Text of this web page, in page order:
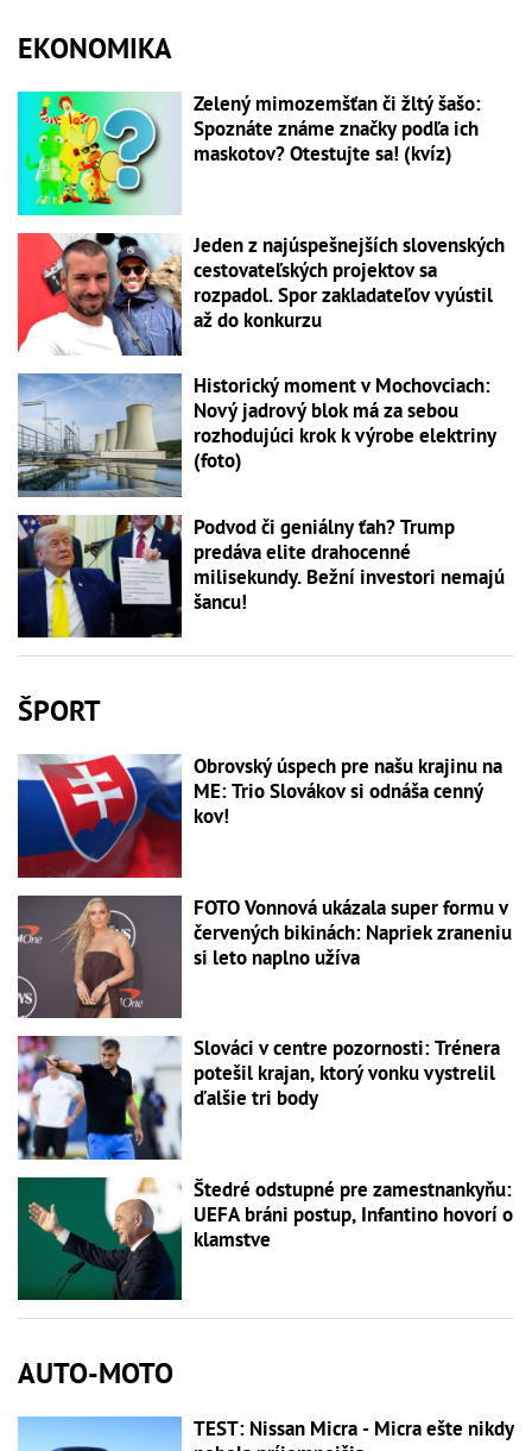
EKONOMIKA
Zelený mimozemšťan či žltý šašo:
Spoznáte známe značky podľa ich
maskotov? Otestujte sa! (kvíz)
Jeden z najúspešnejších slovenských
cestovateľských projektov sa
rozpadol. Spor zakladateľov vyústil
až do konkurzu
Historický moment v Mochovciach:
Nový jadrový blok má za sebou
rozhodujúci krok k výrobe elektriny
(foto)
Podvod či geniálny ťah? Trump
predáva elite drahocenné
milisekundy. Bežní investori nemajú
šancu!
ŠPORT
Obrovský úspech pre našu krajinu na
ME: Trio Slovákov si odnáša cenný
kov!
FOTO Vonnová ukázala super formu v
červených bikinách: Napriek zraneniu
si leto naplno užíva
Slováci v centre pozornosti: Trénera
potešil krajan, ktorý vonku vystrelil
ďalšie tri body
Štedré odstupné pre zamestnankyňu:
UEFA bráni postup, Infantino hovorí o
klamstve
AUTO-MOTO
TEST: Nissan Micra - Micra ešte nikdy